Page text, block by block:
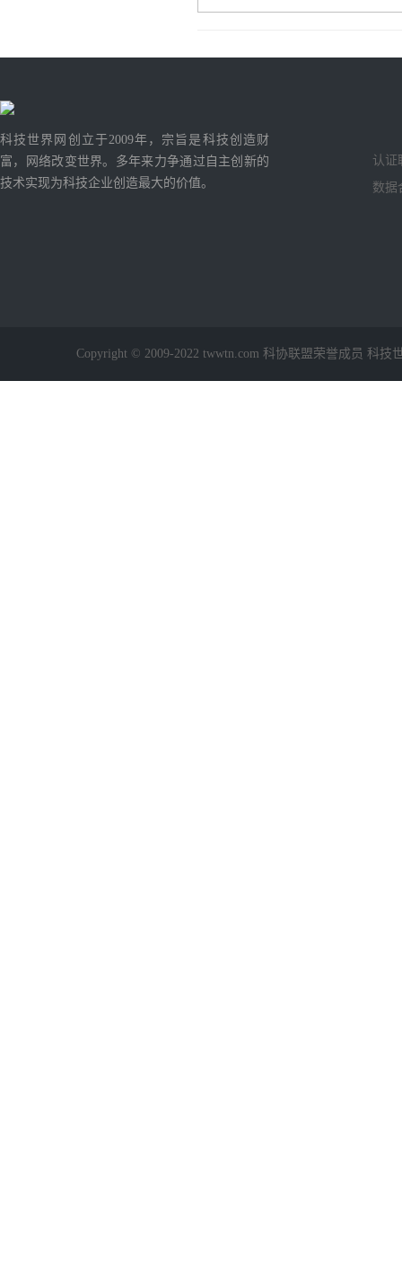
科技世界网创立于2009年，宗旨是科技创造财
富，网络改变世界。多年来力争通过自主创新的
技术实现为科技企业创造最大的价值。
认证
数据
Copyright © 2009-2022 twwtn.com 科协联盟荣誉成员 科